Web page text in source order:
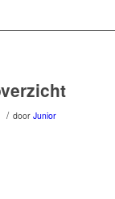
/ door Junior